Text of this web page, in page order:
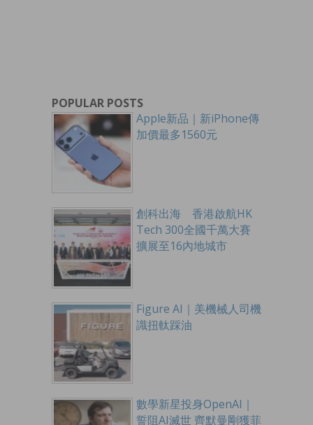
POPULAR POSTS
Apple新品｜新iPhone傳
加價最多1560元
創科出海 香港啟航HK
Tech 300全國千萬大賽
擴展至16內地城市
Figure AI｜美機械人司機
識扭軚踩油
數學新星投身OpenAI｜
誓阻AI滅世 齊默曼剛獲菲